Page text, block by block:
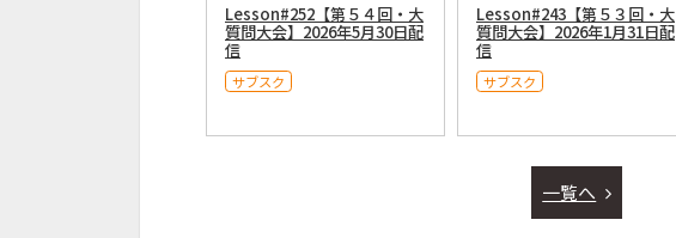
Lesson#252【第５４回・大
質問大会】2026年5月30日配
信
サブスク
Lesson#243【第５３回・大
質問大会】2026年1月31日配
信
サブスク
一覧へ